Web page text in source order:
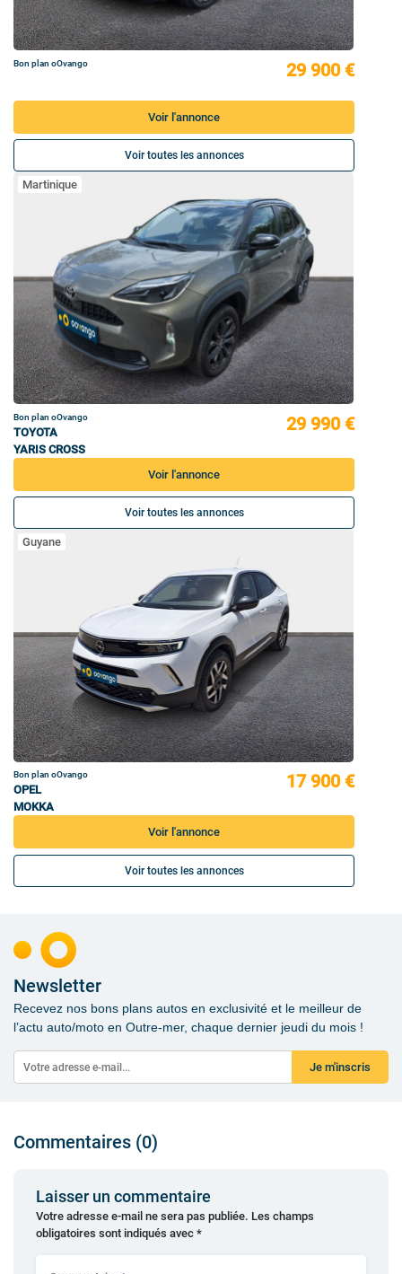
Bon plan oOvango 29 900 €
Voir l'annonce
Voir toutes les annonces
Martinique
Bon plan oOvango
TOYOTA
YARIS CROSS
29 990 €
Voir l'annonce
Voir toutes les annonces
Guyane
Bon plan oOvango
OPEL
MOKKA
17 900 €
Voir l'annonce
Voir toutes les annonces
Newsletter
Recevez nos bons plans autos en exclusivité et le meilleur de
l’actu auto/moto en Outre-mer, chaque dernier jeudi du mois !
Je m'inscris
Commentaires (0)
Laisser un commentaire
Votre adresse e-mail ne sera pas publiée. Les champs
obligatoires sont indiqués avec *